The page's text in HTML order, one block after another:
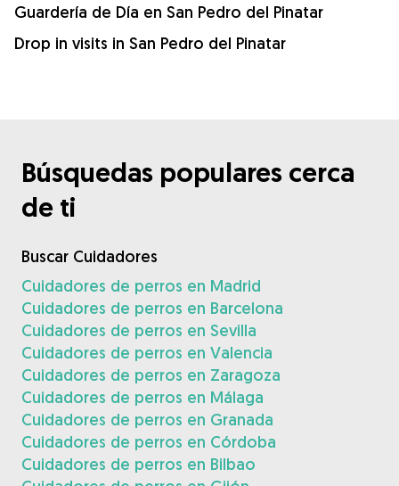
Guardería de Día en San Pedro del Pinatar
Drop in visits in San Pedro del Pinatar
Búsquedas populares cerca
de ti
Buscar Cuidadores
Cuidadores de perros en Madrid
Cuidadores de perros en Barcelona
Cuidadores de perros en Sevilla
Cuidadores de perros en Valencia
Cuidadores de perros en Zaragoza
Cuidadores de perros en Málaga
Cuidadores de perros en Granada
Cuidadores de perros en Córdoba
Cuidadores de perros en Bilbao